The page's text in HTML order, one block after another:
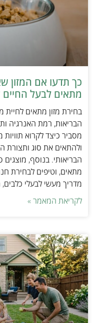
כך תדעו אם המזון
מתאים לבעל
בחירת מזון מתאים
הבריאות, רמת האנרגיה
מסביר כיצד לקרוא תוויות
ולהתאים את סוג ותצורת
הבריאותי. בנוסף, מוצגים
מתאים, וטיפים לבחירת
מדריך מעשי לבעלי
לקריאת המאמר »